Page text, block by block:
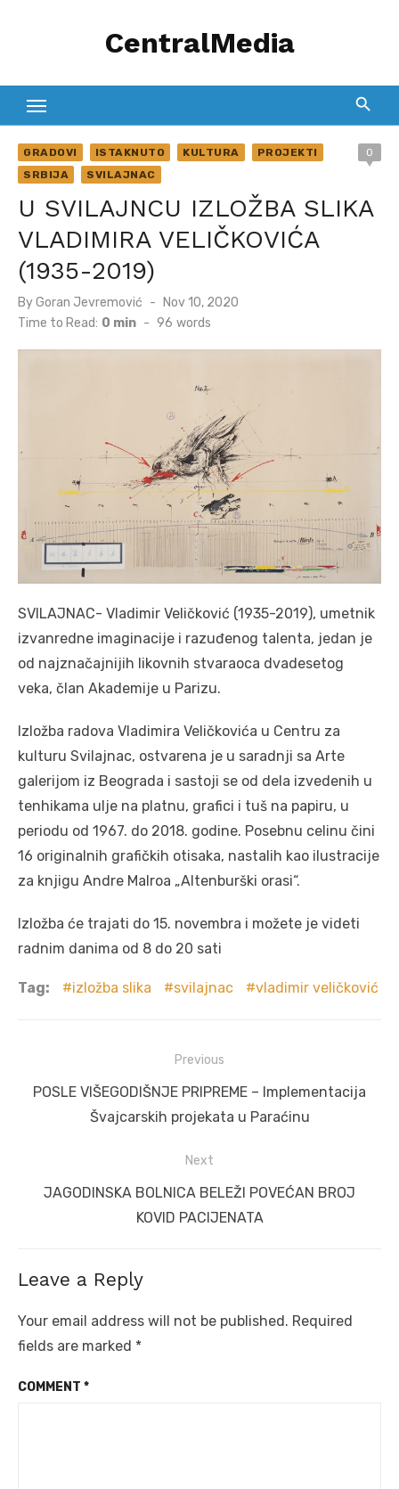
CentralMedia
GRADOVI ISTAKNUTO KULTURA
PROJEKTI
SRBIJA
SVILAJNAC
0
U SVILAJNCU IZLOŽBA SLIKA
VLADIMIRA VELIČKOVIĆA
(1935-2019)
ByGoran Jevremović
Posted
on
Nov 10, 2020
Time to Read: 0 min - 96 words
SVILAJNAC- Vladimir Veličković (1935-2019), umetnik
izvanredne imaginacije i razuđenog talenta, jedan je
od najznačajnijih likovnih stvaraoca dvadesetog
veka, član Akademije u Parizu.
Izložba radova Vladimira Veličkovića u Centru za
kulturu Svilajnac, ostvarena je u saradnji sa Arte
galerijom iz Beograda i sastoji se od dela izvedenih u
tenhikama ulje na platnu, grafici i tuš na papiru, u
periodu od 1967. do 2018. godine. Posebnu celinu čini
16 originalnih grafičkih otisaka, nastalih kao ilustracije
za knjigu Andre Malroa „Altenburški orasi“.
Izložba će trajati do 15. novembra i možete je videti
radnim danima od 8 do 20 sati
Tag: izložba slika svilajnac vladimir veličković
navigation
Previous
Previous
POSLE VIŠEGODIŠNJE PRIPREME – Implementacija
Švajcarskih projekata u Paraćinu
Next
Next
JAGODINSKA BOLNICA BELEŽI POVEĆAN BROJ
KOVID PACIJENATA
Leave a Reply
Your email address will not be published. Required
fields are marked *
COMMENT *